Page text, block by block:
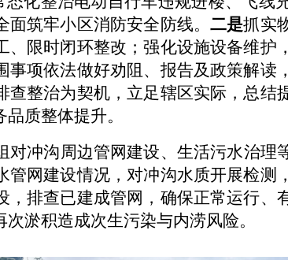
面筑牢小区消防安全防线。二是抓实
、限时闭环整改 ；强化设施设备维护
项依法做好劝阻、报告及政策解读
查整治为契机，立足辖区实际 ，总结
质整体提升。
对冲沟周边管网建设、生活污水治理
网建设情况，对冲沟水质开展检测
排查已建成管网，确保正常运行、
淤积造成次生污染与内涝风险。